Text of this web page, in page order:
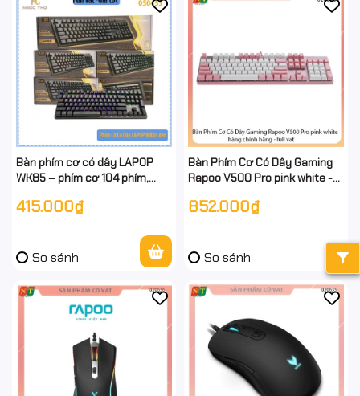
Bàn phím cơ có dây LAPOP
WK85 – phím cơ 104 phím,
keycap double‑shot, USB 2.0
415.000₫
So sánh
Bàn Phím Cơ Có Dây Gaming
Rapoo V500 Pro pink white -
852.000₫
So sánh